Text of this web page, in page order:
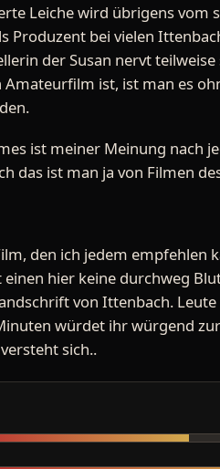
Leiche wird übrigens vom
Produzent bei vielen
der Susan nervt
ist, ist man es
ist meiner Meinung nach
das ist man ja von Filmen
den ich jedem empfehlen
hier keine durchweg
von Ittenbach.
würdet ihr würgend
sich..